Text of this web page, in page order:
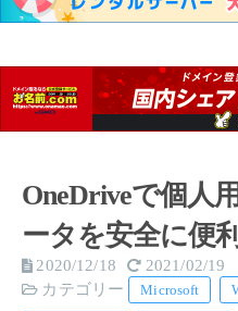
OneDriveで個人
ータを安全に便
2020/12/18
2021/02/19
カテゴリー
Microsoft